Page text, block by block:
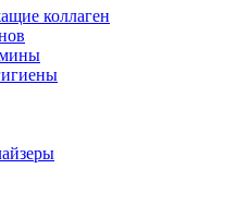
коллаген